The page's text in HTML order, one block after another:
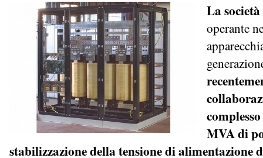
La
operante
MVA di
stabilizzazione della tensione di alimentazione